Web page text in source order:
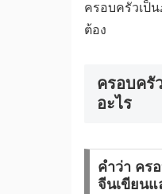
ครอบครัวเป็
ต้อง
ครอบครั
อะไร
คำว่า คร
จีนเขียนแ